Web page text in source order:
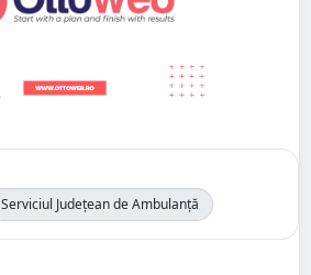
Serviciul Județean de Ambulanță